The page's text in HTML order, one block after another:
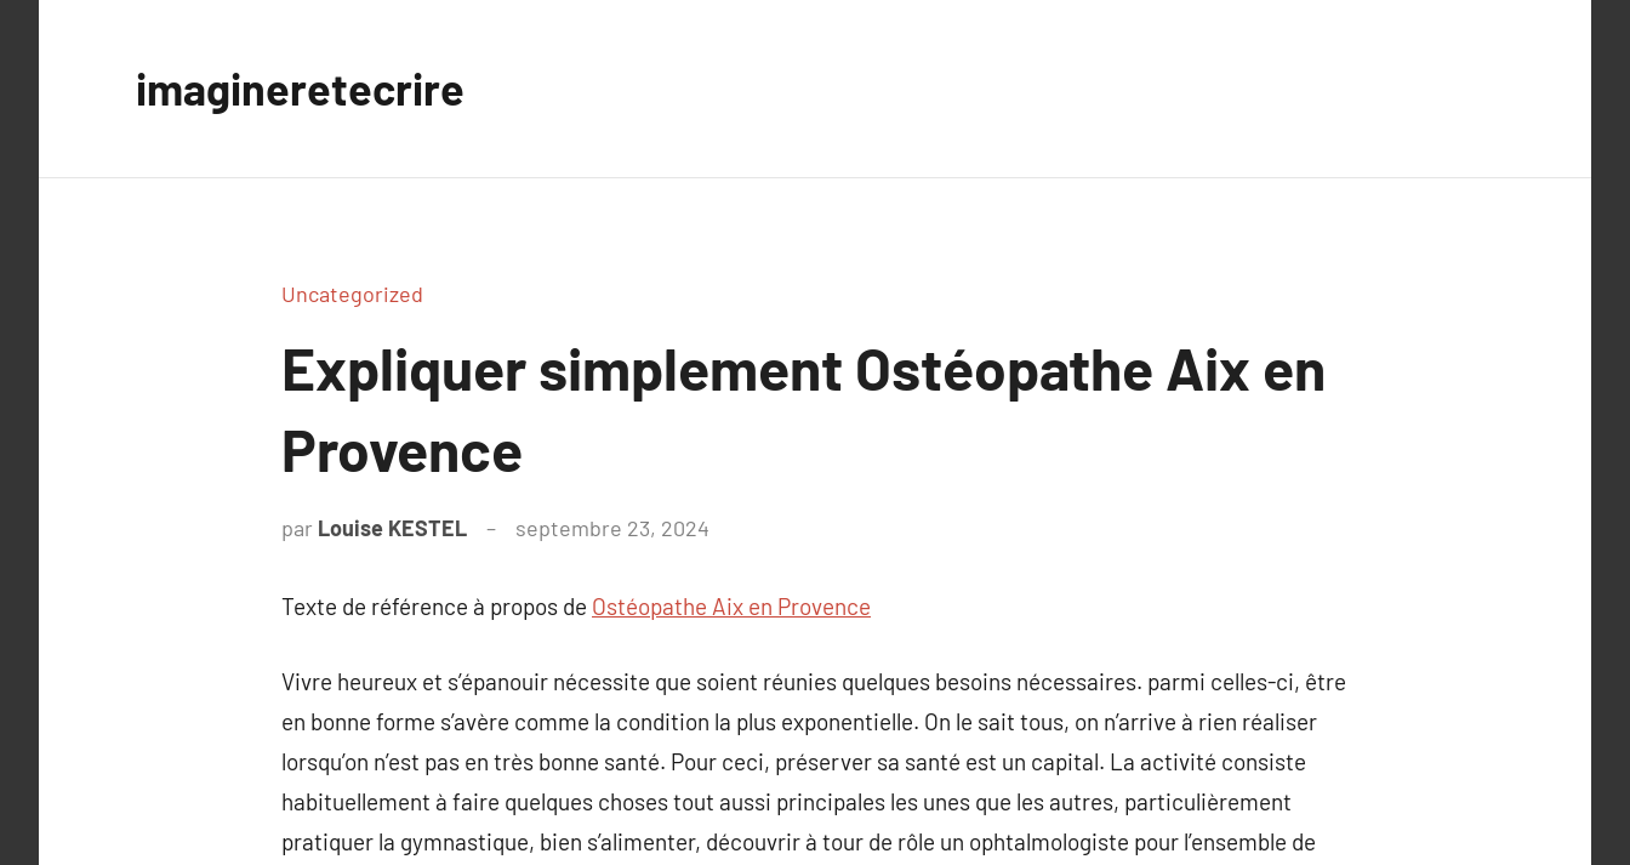
imagineretecrire
Uncategorized
Expliquer simplement Ostéopathe Aix en
Provence
par Louise KESTEL septembre 23, 2024
Texte de référence à propos de Ostéopathe Aix en Provence
Vivre heureux et s’épanouir nécessite que soient réunies quelques besoins nécessaires. parmi celles-ci, être
en bonne forme s’avère comme la condition la plus exponentielle. On le sait tous, on n’arrive à rien réaliser
lorsqu’on n’est pas en très bonne santé. Pour ceci, préserver sa santé est un capital. La activité consiste
habituellement à faire quelques choses tout aussi principales les unes que les autres, particulièrement
pratiquer la gymnastique, bien s’alimenter, découvrir à tour de rôle un ophtalmologiste pour l’ensemble de